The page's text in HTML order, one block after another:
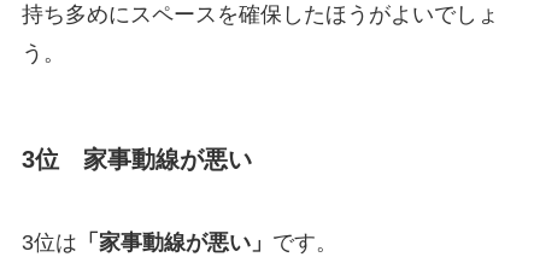
持ち多めにスペースを確保したほうがよいでしょ
う。
3位 家事動線が悪い
3位は 「家事動線が悪い」 です。